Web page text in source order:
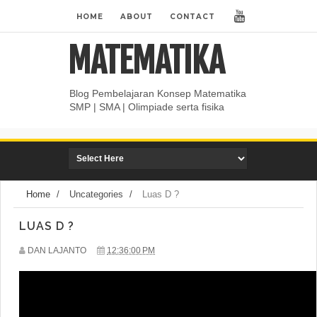
HOME ABOUT CONTACT
MATEMATIKA
Blog Pembelajaran Konsep Matematika
SMP | SMA | Olimpiade serta fisika
Home / Uncategories / Luas D ?
LUAS D ?
DAN LAJANTO 12:36:00 PM